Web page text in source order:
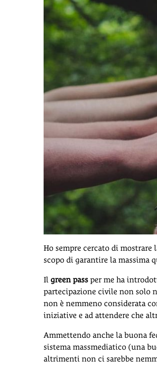
Ho sempre cercato di mostrare
scopo di garantire la massima
Il green pass per me ha
partecipazione civile non solo
non è nemmeno considerata
iniziative e ad attendere che
Ammettendo anche la buona
sistema massmediatico (una
altrimenti non ci sarebbe